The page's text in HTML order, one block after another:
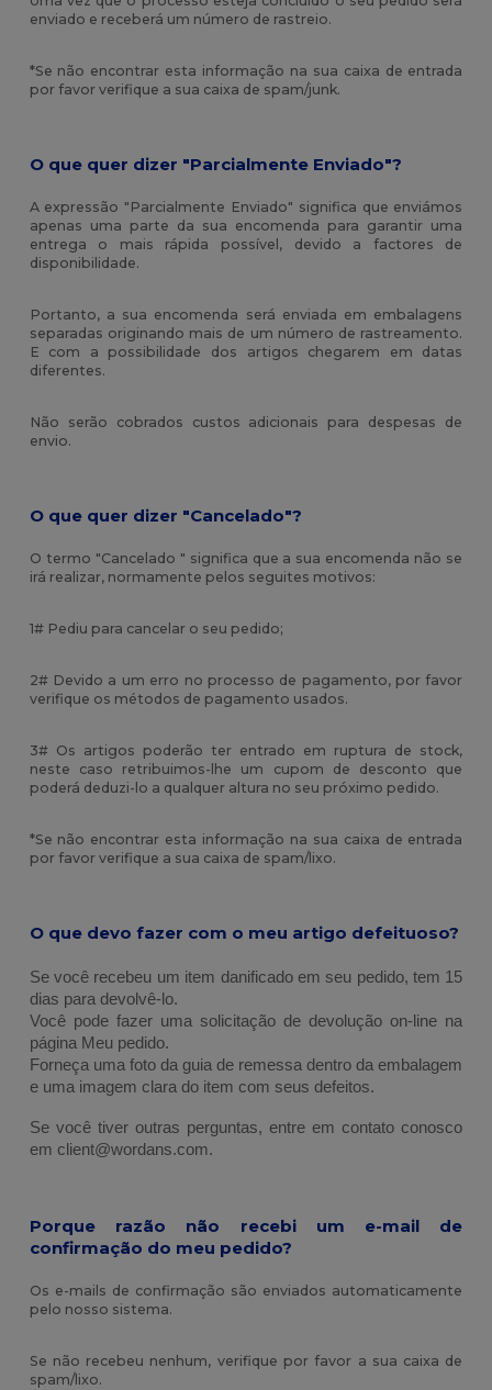
enviado e receberá um número de rastreio.
*Se não encontrar esta informação na sua caixa de entrada
por favor verifique a sua caixa de spam/junk.
O que quer dizer "Parcialmente Enviado"?
A expressão "Parcialmente Enviado" significa que enviámos
apenas uma parte da sua encomenda para garantir uma
entrega o mais rápida possível, devido a factores de
disponibilidade.
Portanto, a sua encomenda será enviada em embalagens
separadas originando mais de um número de rastreamento.
E com a possibilidade dos artigos chegarem em datas
diferentes.
Não serão cobrados custos adicionais para despesas de
envio.
O que quer dizer "Cancelado"?
O termo "Cancelado " significa que a sua encomenda não se
irá realizar, normamente pelos seguites motivos:
1# Pediu para cancelar o seu pedido;
2# Devido a um erro no processo de pagamento, por favor
verifique os métodos de pagamento usados.
3# Os artigos poderão ter entrado em ruptura de stock,
neste caso retribuimos-lhe um cupom de desconto que
poderá deduzi-lo a qualquer altura no seu próximo pedido.
*Se não encontrar esta informação na sua caixa de entrada
por favor verifique a sua caixa de spam/lixo.
O que devo fazer com o meu artigo defeituoso?
Se você recebeu um item danificado em seu pedido, tem 15
dias para devolvê-lo.
Você pode fazer uma solicitação de devolução on-line na
página Meu pedido.
Forneça uma foto da guia de remessa dentro da embalagem
e uma imagem clara do item com seus defeitos.
Se você tiver outras perguntas, entre em contato conosco
em client@wordans.com.
Porque razão não recebi um e-mail de
confirmação do meu pedido?
Os e-mails de confirmação são enviados automaticamente
pelo nosso sistema.
Se não recebeu nenhum, verifique por favor a sua caixa de
spam/lixo.